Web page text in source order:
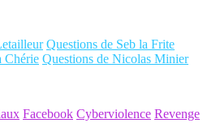
Questions de Seb la Frite
Chérie Questions de Nicolas Minier
Facebook Cyberviolence Revenge